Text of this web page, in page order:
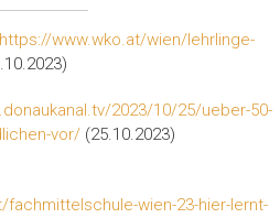
https://www.wko.at/wien/lehrlinge-
2023/10/25/ueber-50-
vor/(25.10.2023)
wien-23-hier-lernt-